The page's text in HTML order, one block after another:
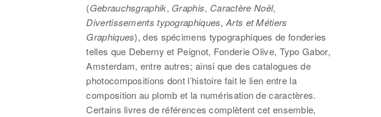
(Gebrauchsgraphik, Graphis, Caractère Noël,
Divertissements typographiques,Arts et Métiers
Graphiques), des spécimens typographiques de fonderies
telles que Deberny et Peignot, Fonderie Olive, Typo Gabor,
Amsterdam, entre autres; ainsi que des catalogues de
photocompositions dont l’histoire fait le lien entre la
composition au plomb et la numérisation de caractères.
Certains livres de références complètent cet ensemble,